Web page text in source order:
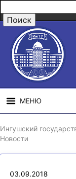
МЕНЮ
СВЕДЕНИЯ ОБ
Ингушский
Новости
03.09.2018